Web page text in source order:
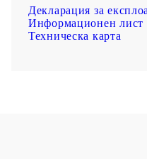
Декларация за
Информационен лист
Техническа карта